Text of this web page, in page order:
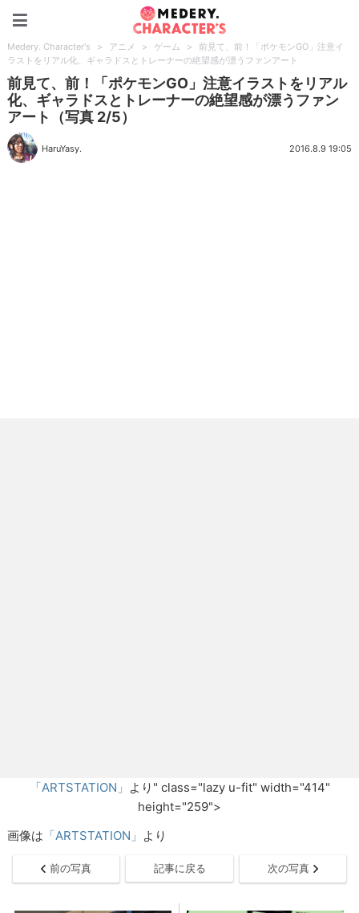
Medery. Character's > アニメ > ゲーム >
前見て、前！「ポケモンGO」注意イ
ラストをリアル化、ギャラドスとトレーナーの絶望感が漂うファンアート
前見て、前！「ポケモンGO」注意イラストをリアル
化、ギャラドスとトレーナーの絶望感が漂うファン
アート（写真 2/5）
HaruYasy. 2016.8.9 19:05
「ARTSTATION」 より" class="lazy u-fit" width="414"
height="259">
画像は 「ARTSTATION」 より
前の写真 記事に戻る 次の写真